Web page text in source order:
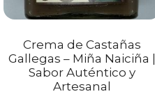
Crema de Castañas
Gallegas – Miña Naiciña |
Sabor Auténtico y
Artesanal